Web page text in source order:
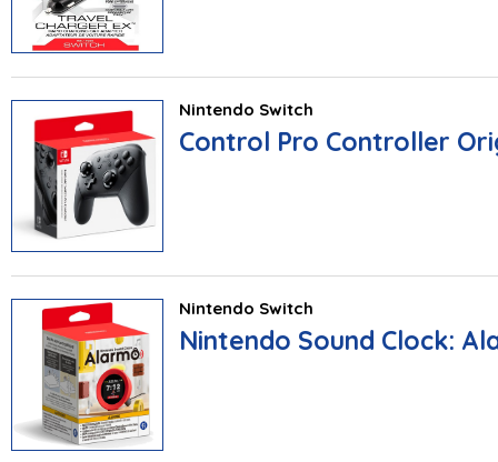
Nintendo Switch
Control Pro Controller
Nintendo Switch
Nintendo Sound Clock: